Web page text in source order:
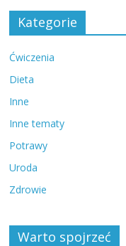
Kategorie
Ćwiczenia
Dieta
Inne
Inne tematy
Potrawy
Uroda
Zdrowie
Warto spojrzeć